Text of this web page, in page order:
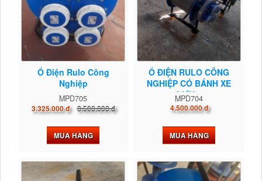
Ổ Điện Rulo Công
Nghiệp
MPD705
3.325.000 đ 3.500.000 đ
MUA HÀNG
Ổ ĐIỆN RULO CÔNG
NGHIỆP CÓ BÁNH XE
LƯU...
MPD704
4.500.000 đ
MUA HÀNG